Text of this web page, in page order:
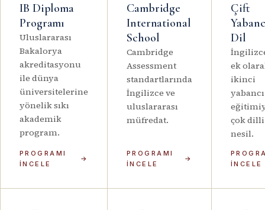
IB Diploma
Programı
Uluslararası
Bakalorya
akreditasyonu
ile dünya
üniversitelerine
yönelik sıkı
akademik
program.
PROGRAMI
İNCELE
→
Cambridge
International
School
Cambridge
Assessment
standartlarında
İngilizce ve
uluslararası
müfredat.
PROGRAMI
İNCELE
→
Çift
Dil
ek
ikinci
çok
nesil.
İNCELE